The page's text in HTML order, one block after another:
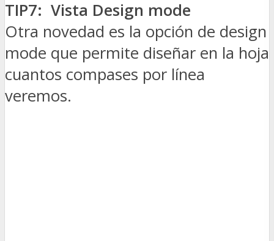
TIP7: Vista Design mode
Otra novedad es la opción de design
mode que permite diseñar en la hoja
cuantos compases por línea
veremos.